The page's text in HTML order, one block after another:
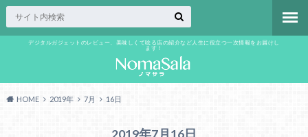
デジタルガジェットのレビュー、美味しくて唸る店の紹介など人生に役立つ一次情報をお届けし
ます！
HOME 2019年 7月 16日
2019年7月16日